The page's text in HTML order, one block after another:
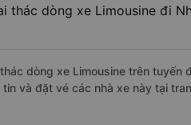
thác dòng xe Limousine đi
dòng xe Limousine trên tuyến
và đặt vé các nhà xe này tại